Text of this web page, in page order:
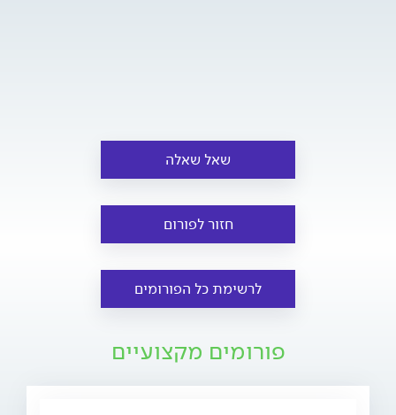
שאל שאלה
חזור לפורום
לרשימת כל הפורומים
פורומים מקצועיים